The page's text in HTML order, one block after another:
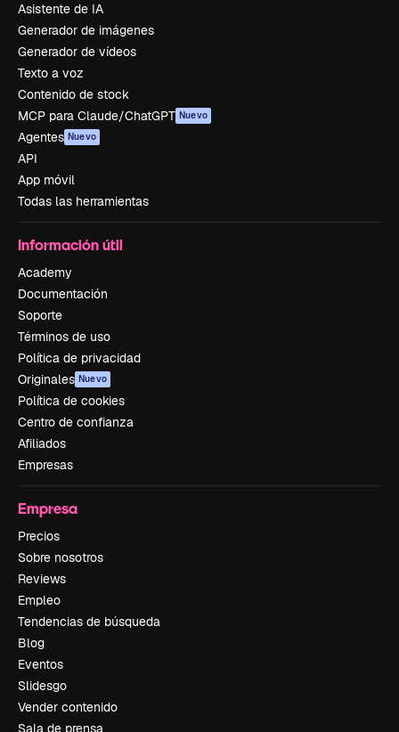
Asistente de IA
Generador de imágenes
Generador de vídeos
Texto a voz
Contenido de stock
MCP para Claude/ChatGPT Nuevo
Agentes Nuevo
API
App móvil
Todas las herramientas
Información útil
Academy
Documentación
Soporte
Términos de uso
Política de privacidad
Originales Nuevo
Política de cookies
Centro de confianza
Afiliados
Empresas
Empresa
Precios
Sobre nosotros
Reviews
Empleo
Tendencias de búsqueda
Blog
Eventos
Slidesgo
Vender contenido
Sala de prensa